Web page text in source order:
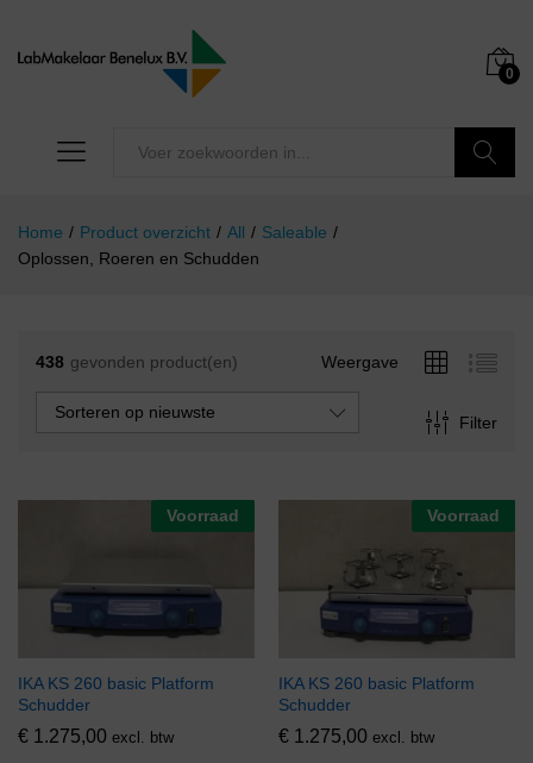
0
Home / Product overzicht / All / Saleable /
Oplossen, Roeren en Schudden
438 gevonden product(en) Weergave
Filter
Sorteren op nieuwste
Voorraad
IKA KS 260 basic Platform
Schudder
€ 1.275,00 excl. btw
Voorraad
IKA KS 260 basic Platform
Schudder
€ 1.275,00 excl. btw